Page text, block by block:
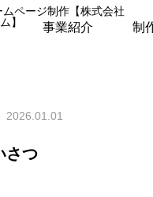
事業紹介 制
ご案内 新年のごあい
2026.01.01
さつ